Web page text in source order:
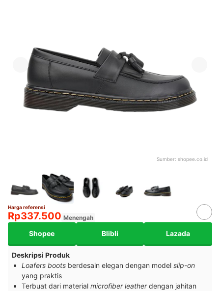
Sumber: shopee.co.id
Harga referensi
Rp337.500 Menengah
Shopee Blibli Lazada
Deskripsi Produk
Loafers boots berdesain elegan dengan model slip-on
yang praktis
Terbuat dari material microfiber leatherdengan jahitan